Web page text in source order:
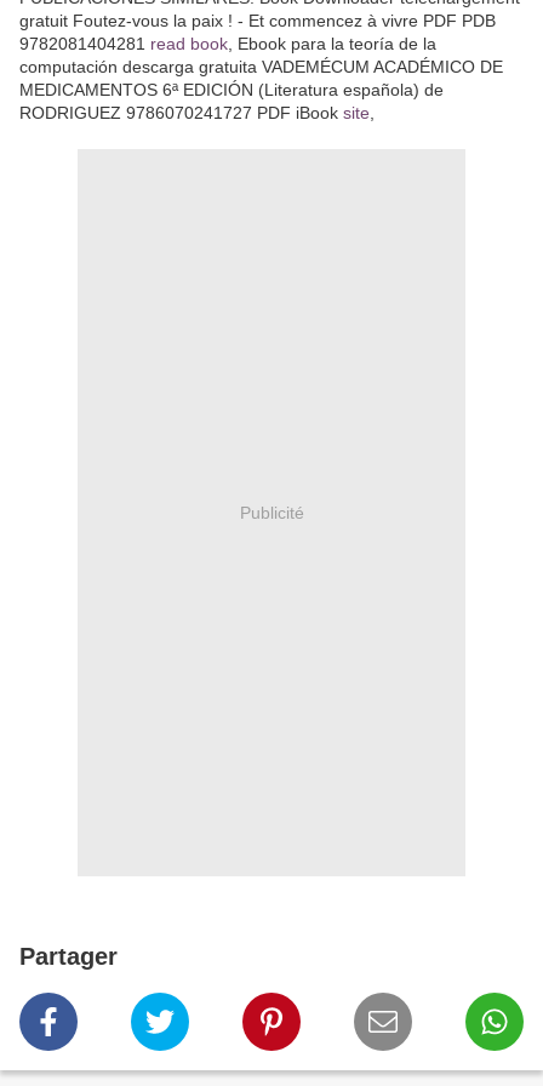
gratuit Foutez-vous la paix ! - Et commencez à vivre PDF PDB
9782081404281 read book , Ebook para la teoría de la
computación descarga gratuita VADEMÉCUM ACADÉMICO DE
MEDICAMENTOS 6ª EDICIÓN (Literatura española) de
RODRIGUEZ 9786070241727 PDF iBook site
Publicité
Partager